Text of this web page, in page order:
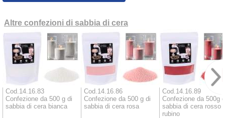
Altre confezioni di sabbia di cera
Cod.14.16.83
Confezione da 500 g di
sabbia di cera bianca
Cod.14.16.86
Confezione da 500 g di
sabbia di cera rosa
Cod.14.16.89
Confezione da 500g
sabbia di cera rosso
rubino